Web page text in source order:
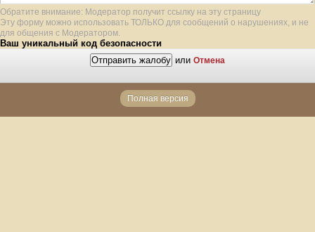
Обратите внимание: Модератор получит ссылку на эту страницу
Эту форму можно использовать ТОЛЬКО для сообщений о нарушениях, и не
для общения с Модератором.
Ваш уникальный код безопасности
или Отмена
Полная версия